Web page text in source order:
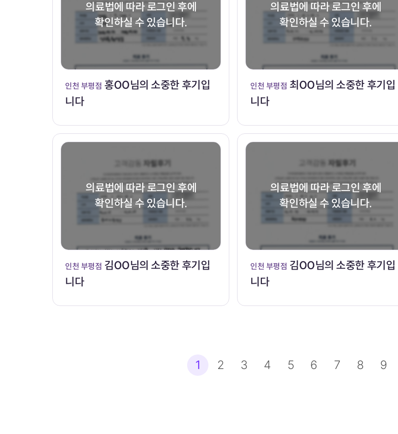
의료법에 따라 로그인 후에
확인하실 수 있습니다.
인천 부평점 홍OO님의 소중한 후기입
니다
의료법에 따라 로그인 후에
확인하실 수 있습니다.
인천 부평점 최OO님의 소중한 후기입
니다
의료법에 따라 로그인 후에
확인하실 수 있습니다.
인천 부평점 김OO님의 소중한 후기입
니다
의료법에 따라 로그인 후에
확인하실 수 있습니다.
인천 부평점 김OO님의 소중한 후기입
니다
1 2 3 4 5 6 7 8 9
다음 맨끝